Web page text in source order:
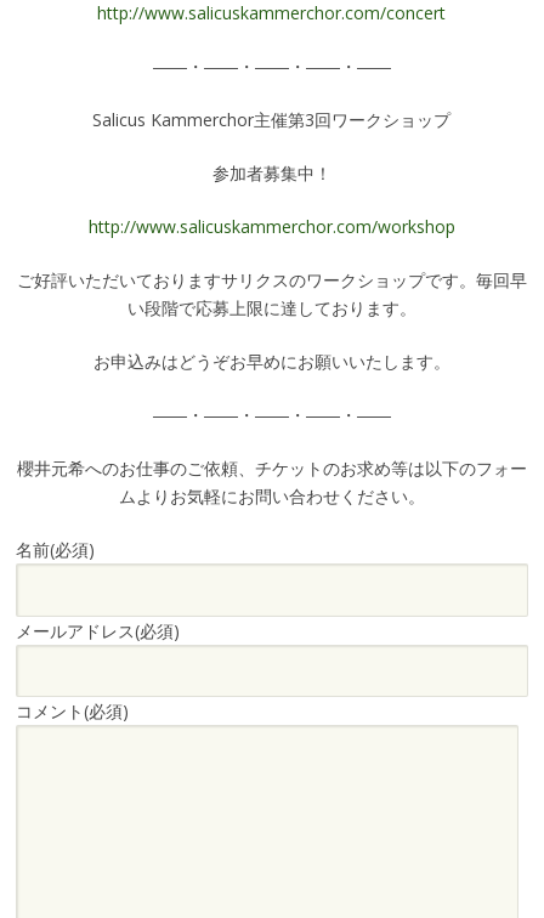
http://www.salicuskammerchor.com/concert
――・――・――・――・――
Salicus Kammerchor主催第3回ワークショップ
参加者募集中！
http://www.salicuskammerchor.com/workshop
ご好評いただいておりますサリクスのワークショップです。毎回早
い段階で応募上限に達しております。
お申込みはどうぞお早めにお願いいたします。
――・――・――・――・――
櫻井元希へのお仕事のご依頼、チケットのお求め等は以下のフォー
ムよりお気軽にお問い合わせください。
名前(必須)
メールアドレス(必須)
コメント(必須)